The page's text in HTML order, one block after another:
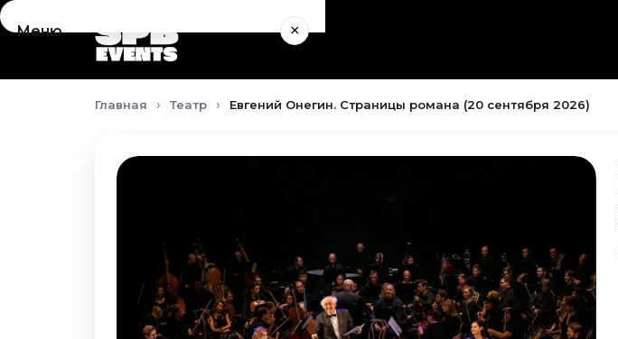
Меню ×
Концерты
Август 2026Главная Театр Евгений Онегин. Страницы романа (20 сентября 2026)